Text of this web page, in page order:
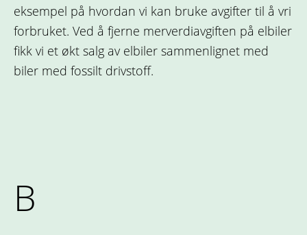
eksempel på hvordan vi kan bruke avgifter til å vri
forbruket. Ved å fjerne merverdiavgiften på elbiler
fikk vi et økt salg av elbiler sammenlignet med
biler med fossilt drivstoff.
B